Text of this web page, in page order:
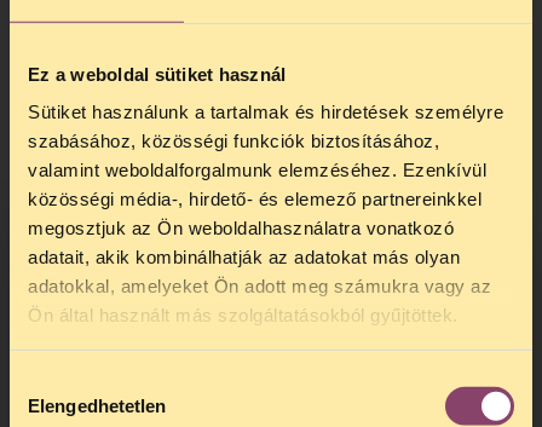
Ez a weboldal sütiket használ
Sütiket használunk a tartalmak és hirdetések személyre
szabásához, közösségi funkciók biztosításához,
valamint weboldalforgalmunk elemzéséhez. Ezenkívül
közösségi média-, hirdető- és elemező partnereinkkel
megosztjuk az Ön weboldalhasználatra vonatkozó
adatait, akik kombinálhatják az adatokat más olyan
adatokkal, amelyeket Ön adott meg számukra vagy az
Ön által használt más szolgáltatásokból gyűjtöttek.
kiválasztása
Elengedhetetlen
levelünkbenis kifejtettük.
Az EJEB előtt bárki hivatkozhat arra, hogy
az alapvető jogai pusztán attól sérülnek,
hogy az adott országban rosszul
szabályozottak a titkosszolgálatok
megfigyelési jogosítványai. A jogsértés
megállapítása nem automatikus: a
kérelmezőnek valószínűsítenie kell, hogy
megfigyelés áldozata lehet. Mivel erről
adott országban a megfigyelés felett nem
érvényesülnek megfelelő garanciák, ő pedig
TELEFONOS JOGSEGÉLY
SZÜNET!
hogytelefonos jogsegélyünk július 27 és